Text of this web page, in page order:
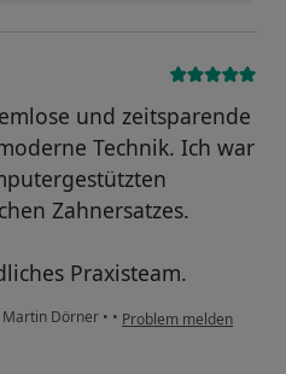
und zeitsparende
Technik. Ich war
Zahnersatzes.
Praxisteam.
Martin Dörner • • Problem melden